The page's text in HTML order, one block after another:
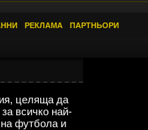
РЕКЛАМА ПАРТНЬОРИ
целяща да
всичко най-
футбола и